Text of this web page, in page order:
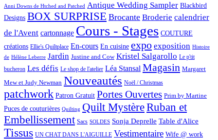
Anni Downs de Htched and Patched Antique Wedding Sampler Blackbird
Designs BOX SURPRISE Brocante Broderie calendrier
de l'Avent cartonnage Cours - Stages COUTURE
créations Ellie's Quiltplace En-cours En cuisine expo exposition Histoire
de Hélène Leberre Jardin Justine and Cow Kristel Salgarollo Le p'tit
bucheron Les défis Le shop de l'atelier Léa Stansal Magasin Margaret
Mew et Judy Newman Nouveautés Noël / Christmas
patchwork Patron Gratuit Portes Ouvertes Prim by Martine
Puces de couturières Quilting Quilt MystèreRuban et
Embellissement Sacs SOLDES Sonja Deprelle Table d'Alice
Tissus UN CHAT DANS L'AIGUILLE Vestimentaire Wife @ work